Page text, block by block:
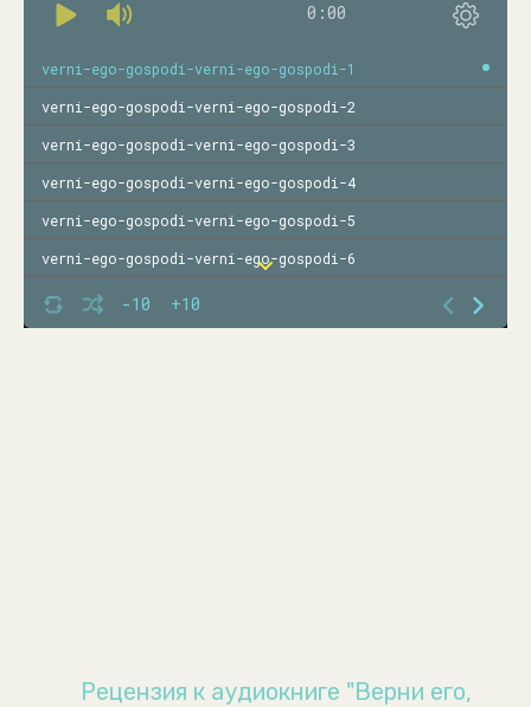
0:00
-10 +10
verni-ego-gospodi-verni-ego-gospodi-1
verni-ego-gospodi-verni-ego-gospodi-2
verni-ego-gospodi-verni-ego-gospodi-3
verni-ego-gospodi-verni-ego-gospodi-4
verni-ego-gospodi-verni-ego-gospodi-5
verni-ego-gospodi-verni-ego-gospodi-6
verni-ego-gospodi-verni-ego-gospodi-7
verni-ego-gospodi-verni-ego-gospodi-8
Рецензия к аудиокниге "Верни его,